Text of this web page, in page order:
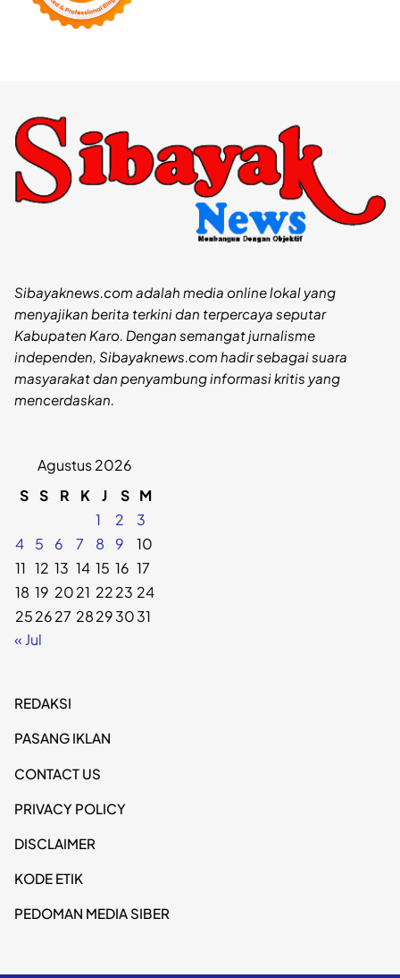
Sibayaknews.com adalah media online lokal yang
menyajikan berita terkini dan terpercaya seputar
Kabupaten Karo. Dengan semangat jurnalisme
independen, Sibayaknews.com hadir sebagai suara
masyarakat dan penyambung informasi kritis yang
mencerdaskan.
Agustus 2026
S S R K J S M
1
2
3
4
5 6 7 8 9
10
11 12 13 14 15 16 17
18 19 2021 2223 24
252627 28293031
« Jul
REDAKSI
PASANG IKLAN
CONTACT US
PRIVACY POLICY
DISCLAIMER
KODE ETIK
PEDOMAN MEDIA SIBER